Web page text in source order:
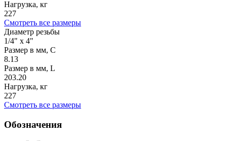
Нагрузка, кг
227
Смотреть все размеры
Диаметр резьбы
1/4" x 4"
Размер в мм, С
8.13
Размер в мм, L
203.20
Нагрузка, кг
227
Смотреть все размеры
Обозначения